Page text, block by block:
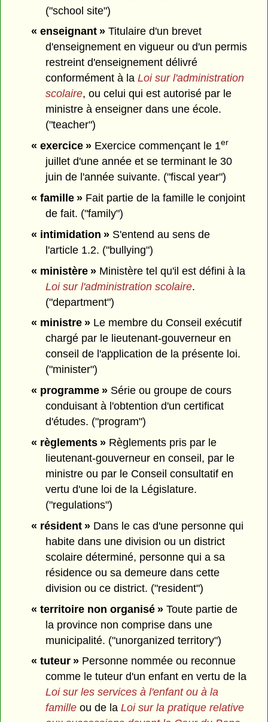
("school site")
« enseignant »Titulaire d'un brevet
d'enseignement en vigueur ou d'un permis
restreint d'enseignement délivré
conformément à laLoi sur l'administration
scolaire, ou celui qui est autorisé par le
ministre à enseigner dans une école.
("teacher")
« exercice »Exercice commençant le 1er
juillet d'une année et se terminant le 30
juin de l'année suivante. ("fiscal year")
« famille »Fait partie de la famille le conjoint
de fait. ("family")
« intimidation »S'entend au sens de
l'article 1.2. ("bullying")
« ministère »Ministère tel qu'il est défini à la
Loi sur l'administration scolaire.
("department")
« ministre »Le membre du Conseil exécutif
chargé par le lieutenant-gouverneur en
conseil de l'application de la présente loi.
("minister")
« programme »Série ou groupe de cours
conduisant à l'obtention d'un certificat
d'études. ("program")
« règlements »Règlements pris par le
lieutenant-gouverneur en conseil, par le
ministre ou par le Conseil consultatif en
vertu d'une loi de la Législature.
("regulations")
« résident »Dans le cas d'une personne qui
habite dans une division ou un district
scolaire déterminé, personne qui a sa
résidence ou sa demeure dans cette
division ou ce district. ("resident")
« territoire non organisé »Toute partie de
la province non comprise dans une
municipalité. ("unorganized territory")
« tuteur »Personne nommée ou reconnue
comme le tuteur d'un enfant en vertu de la
Loi sur les services à l'enfant ou à la
famille ou de laLoi sur la pratique relative